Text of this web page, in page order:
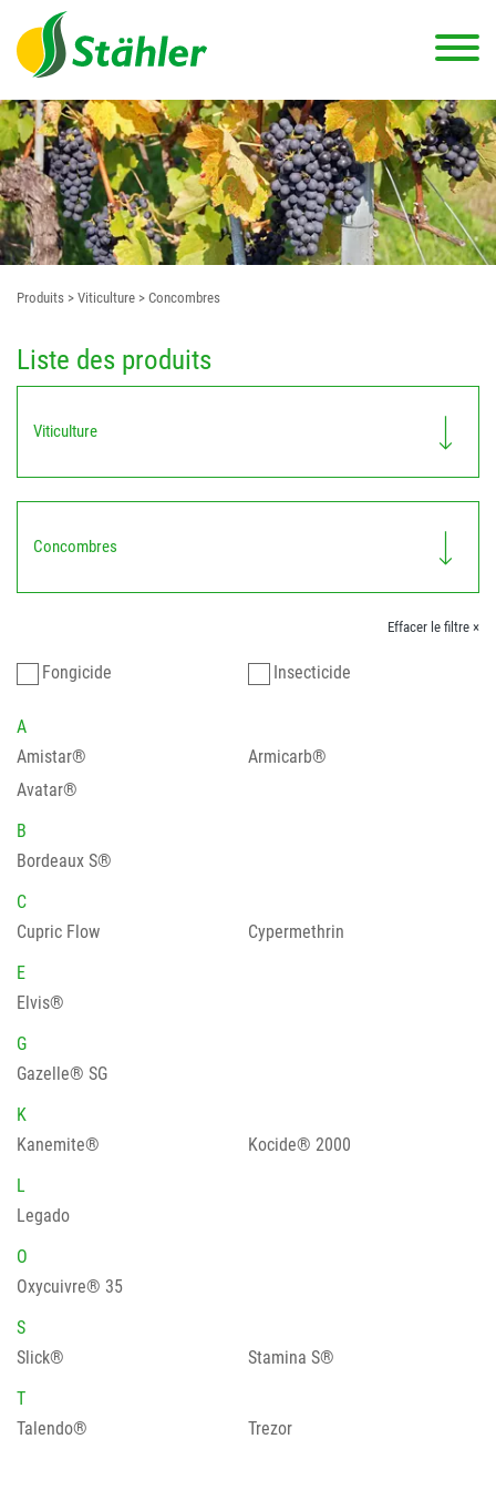
Produits > Viticulture > Concombres
Liste des produits
Viticulture
Concombres
Effacer le filtre ×
Fongicide Insecticide
A
Amistar®
Armicarb®
Avatar®
B
Bordeaux S®
C
Cupric Flow
Cypermethrin
E
Elvis®
G
Gazelle® SG
K
Kanemite®
Kocide® 2000
L
Legado
O
Oxycuivre® 35
S
Slick®
Stamina S®
T
Talendo®
Trezor